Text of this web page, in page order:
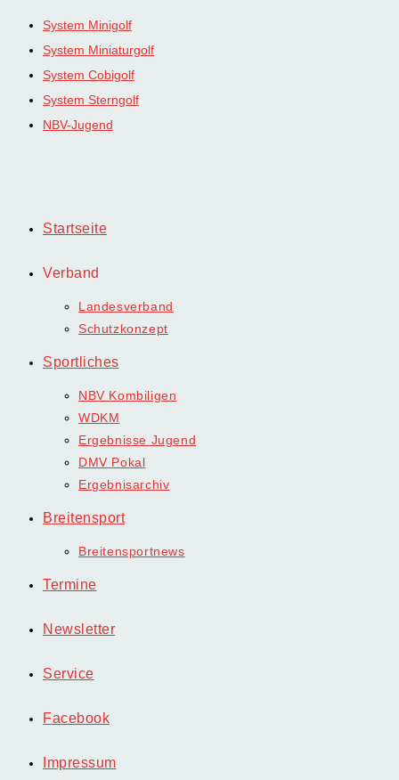
Zum
System Minigolf
System Miniaturgolf
System Cobigolf
System Sterngolf
NBV-Jugend
Startseite
Verband
Landesverband
Schutzkonzept
Sportliches
NBV Kombiligen
WDKM
Ergebnisse Jugend
DMV Pokal
Ergebnisarchiv
Breitensport
Breitensportnews
Termine
Newsletter
Service
Facebook
Impressum